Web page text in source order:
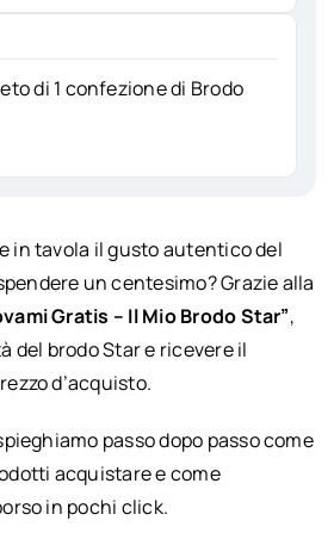
di 1 confezione di Brodo
in tavola il gusto autentico del
un centesimo? Grazie alla
Gratis – Il Mio Brodo Star”,
del brodo Star e ricevere il
d’acquisto.
passo dopo passo come
acquistare e come
in pochi click.